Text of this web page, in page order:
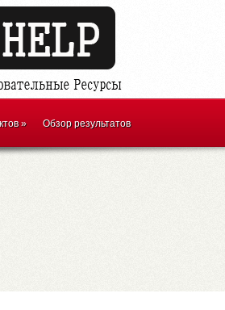
» Обзор результатов